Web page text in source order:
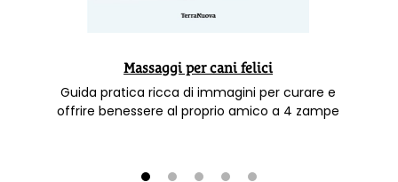
Massaggi per cani felici
Guida pratica ricca di immagini per curare e
offrire benessere al proprio amico a 4 zampe